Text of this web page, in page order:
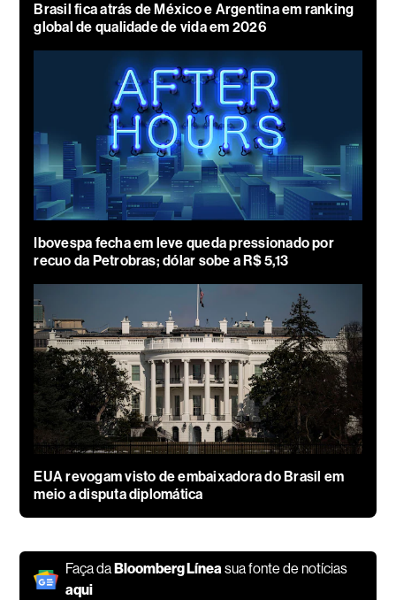
Brasil fica atrás de México e Argentina em ranking
global de qualidade de vida em 2026
Ibovespa fecha em leve queda pressionado por
recuo da Petrobras; dólar sobe a R$ 5,13
EUA revogam visto de embaixadora do Brasil em
meio a disputa diplomática
Faça daBloomberg Líneasua fonte de notícias
aqui